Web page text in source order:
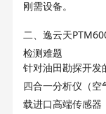
刚需设备。
二、逸云天
检测难题
针对油田勘探开发
四合一分析仪（空
载进口高端传感器